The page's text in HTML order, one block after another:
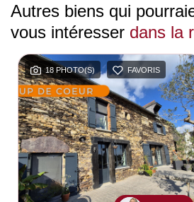
Autres biens qui
vous intéresser dans la
18 PHOTO(S) FAVORIS